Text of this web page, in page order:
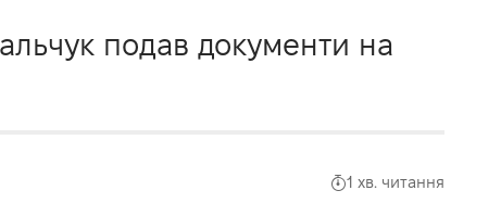
подав документи на
1 хв. читання